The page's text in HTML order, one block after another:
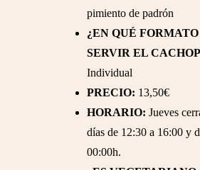
pimiento de padrón
¿EN QUÉ FORMATO
SERVIR EL
Individual
PRECIO: 13,50€
HORARIO: Jueves
días de 12:30 a 16:00 y
00:00h.